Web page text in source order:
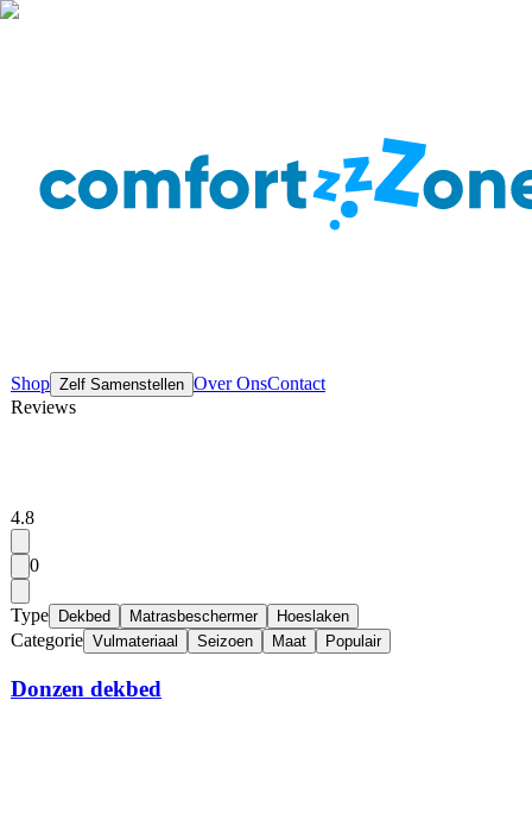
Shop Zelf Samenstellen Over OnsContact
Reviews
4.8
0
Type Dekbed Matrasbeschermer Hoeslaken
Categorie Vulmateriaal Seizoen Maat Populair
Donzen dekbed